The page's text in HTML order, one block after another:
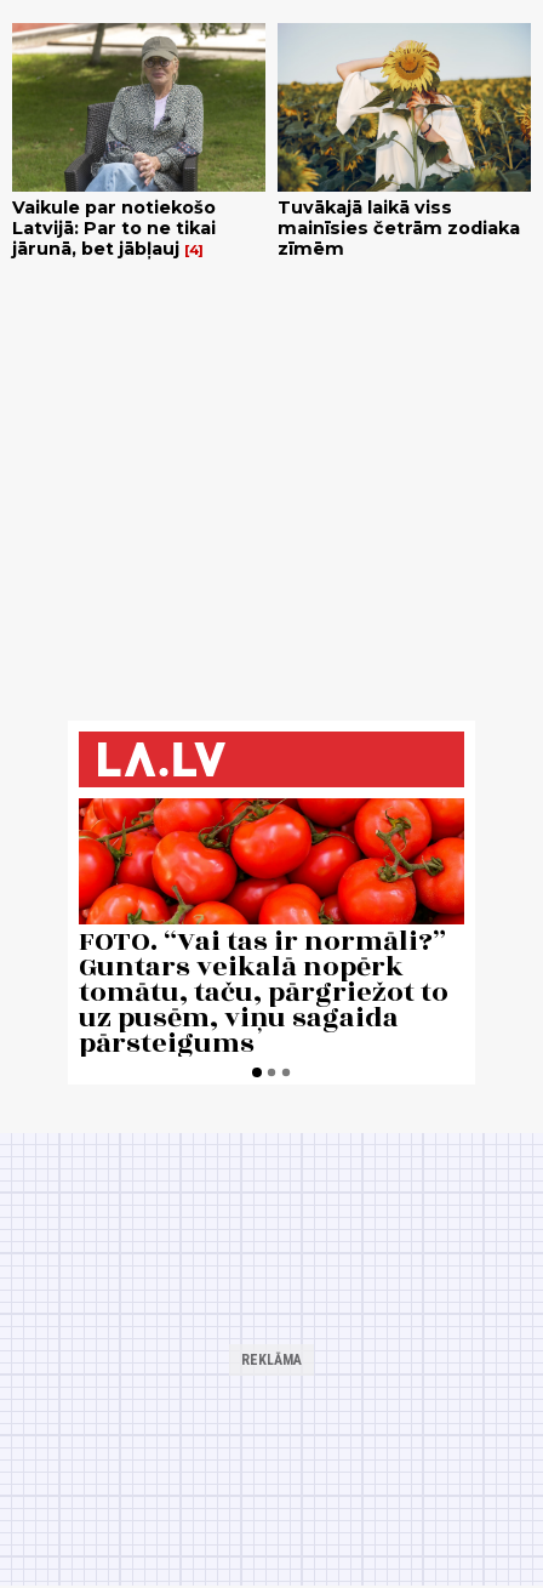
Vaikule par notiekošo
Latvijā: Par to ne tikai
jārunā, bet jābļauj 4
Tuvākajā laikā viss
mainīsies četrām zodiaka
zīmēm